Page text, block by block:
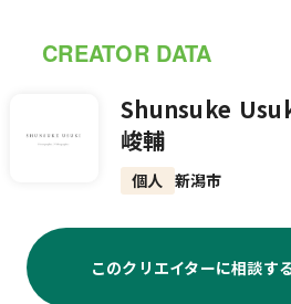
CREATOR DATA
Shunsuke
峻輔
個人 新潟市
このクリエイターに相談す